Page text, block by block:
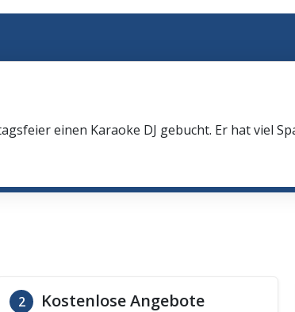
einen Karaoke DJ gebucht. Er hat viel
2 Kostenlose Angebote